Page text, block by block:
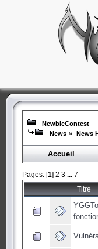
NewbieContest
News » News
Accueil
Pages: [1] 2 3 ... 7
Titre